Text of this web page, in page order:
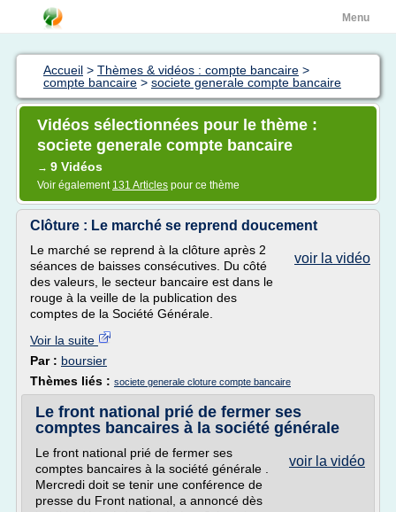
Menu
Accueil > Thèmes & vidéos : compte bancaire >
compte bancaire > societe generale compte bancaire
Vidéos sélectionnées pour le thème :
societe generale compte bancaire
→ 9 Vidéos
Voir également 131 Articles pour ce thème
Clôture : Le marché se reprend doucement
voir la vidéo
Le marché se reprend à la clôture après 2
séances de baisses consécutives. Du côté
des valeurs, le secteur bancaire est dans le
rouge à la veille de la publication des
comptes de la Société Générale.
Voir la suite
Par : boursier
Thèmes liés : societe generale cloture compte bancaire
Le front national prié de fermer ses
comptes bancaires à la société générale
voir la vidéo
Le front national prié de fermer ses
comptes bancaires à la société générale .
Mercredi doit se tenir une conférence de
presse du Front national, a annoncé dès